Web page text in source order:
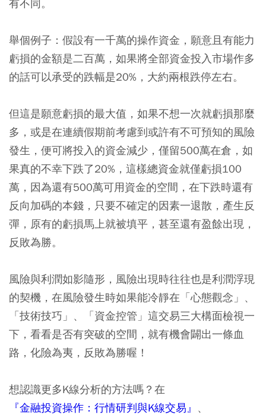
有不同。
舉個例子：假設有一千萬的操作資金，願意且有能力
虧損的金額是二百萬，如果將全部資金投入市場作多
的話可以承受的跌幅是20%，大約兩根跌停左右。
但這是願意虧損的最大值，如果不想一次就虧損那麼
多，或是在連續假期前考慮到或許有不可預知的風險
發生，便可將投入的資金減少，僅留500萬在倉，如
果真的不幸下跌了20%，這樣總資金就僅虧損100
萬，因為還有500萬可用資金的空間，在下跌時還有
反向加碼的本錢，只要不確定的因素一退散，產生反
彈，原有的虧損馬上就被填平，甚至還有盈餘出現，
反敗為勝。
風險與利潤如影隨形，風險出現時往往也是利潤浮現
的契機，在風險發生時如果能冷靜在「心態觀念」、
「技術技巧」、「資金控管」這交易三大構面檢視一
下，看看是否有突破的空間，就有機會闢出一條血
路，化險為夷，反敗為勝喔！
想認識更多K線分析的方法嗎？在
『金融投資操作：行情研判與K線交易』 、